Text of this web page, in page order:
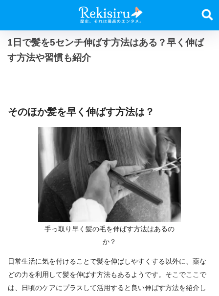
1日で髪を5センチ伸ばす方法はある？早く伸ば
す方法や習慣も紹介
そのほか髪を早く伸ばす方法は？
手っ取り早く髪の毛を伸ばす方法はあるの
か？
日常生活に気を付けることで髪を伸ばしやすくする以外に、薬な
どの力を利用して髪を伸ばす方法もあるようです。そこでここで
は、日頃のケアにプラスして活用すると良い伸ばす方法を紹介し